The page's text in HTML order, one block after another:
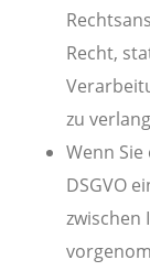
Recht,
zu
Wenn
DSGVO
zwischen